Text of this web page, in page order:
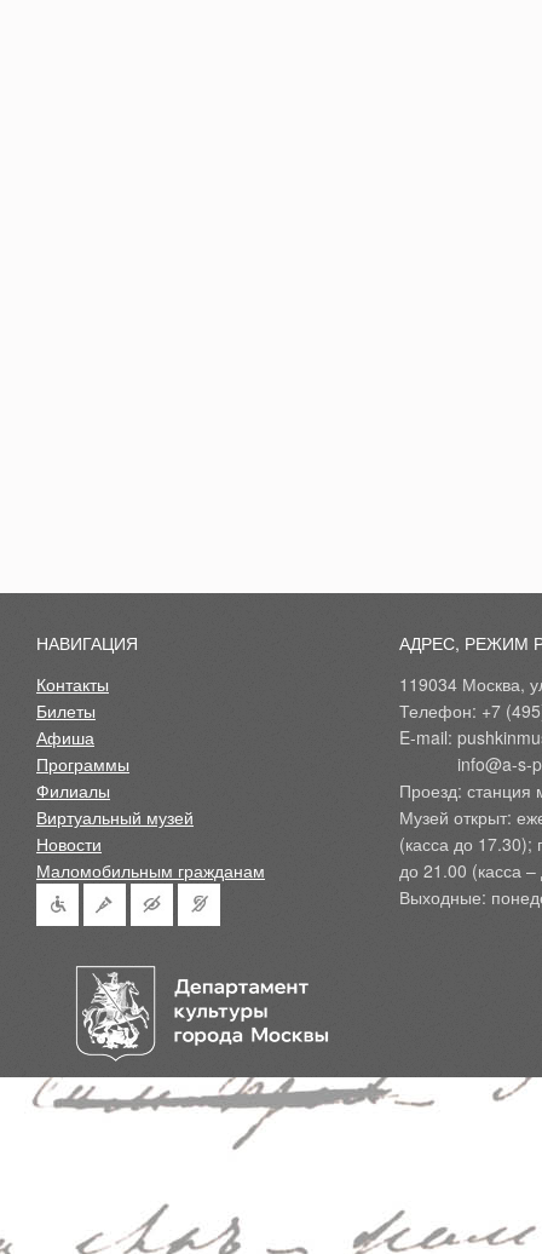
НАВИГАЦИЯ
Контакты
Билеты
Афиша
Программы
Филиалы
Виртуальный музей
Новости
Маломобильным гражданам
АДРЕС, РЕЖИМ
119034 Москва,
Телефон: +7
E-mail:
Проезд: станция
Музей открыт:
(касса до 17.30);
до 21.00 (касса
Выходные: